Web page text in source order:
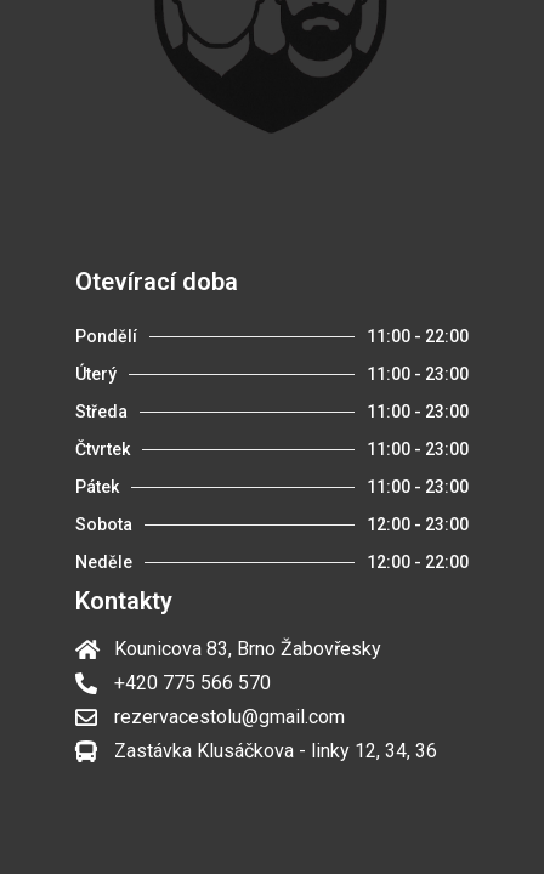
Otevírací doba
Pondělí
11:00 - 22:00
Úterý
11:00 - 23:00
Středa
11:00 - 23:00
Čtvrtek
11:00 - 23:00
Pátek
11:00 - 23:00
Sobota
12:00 - 23:00
Neděle
12:00 - 22:00
Kontakty
Kounicova 83, Brno Žabovřesky
+420 775 566 570
rezervacestolu@gmail.com
Zastávka Klusáčkova - linky 12, 34, 36